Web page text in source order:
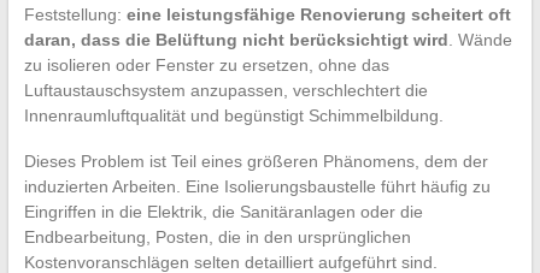
Feststellung: eine leistungsfähige Renovierung scheitert oft
daran, dass die Belüftung nicht berücksichtigt wird . Wände
zu isolieren oder Fenster zu ersetzen, ohne das
Luftaustauschsystem anzupassen, verschlechtert die
Innenraumluftqualität und begünstigt Schimmelbildung.
Dieses Problem ist Teil eines größeren Phänomens, dem der
induzierten Arbeiten. Eine Isolierungsbaustelle führt häufig zu
Eingriffen in die Elektrik, die Sanitäranlagen oder die
Endbearbeitung, Posten, die in den ursprünglichen
Kostenvoranschlägen selten detailliert aufgeführt sind.